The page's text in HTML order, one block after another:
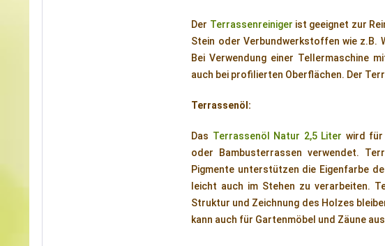
Der Terrassenreiniger ist geeignet zur
Stein oder Verbundwerkstoffen wie z.B.
Bei Verwendung einer Tellermaschine
auch bei profilierten Oberflächen. Der
Terrassenöl:
Das Terrassenöl Natur 2,5 Liter wird für
oder Bambusterrassen verwendet.
Pigmente unterstützen die Eigenfarbe
leicht auch im Stehen zu verarbeiten.
Struktur und Zeichnung des Holzes
kann auch für Gartenmöbel und Zäune